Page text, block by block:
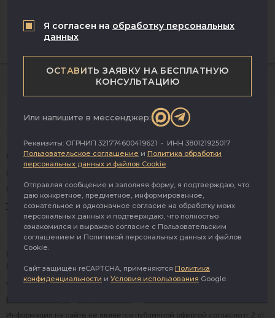
Метро49 000 000 ₽
Ежедневно с 09:00 до 21:00
8 (495) 150-39-77
8 (977) 802-16-16
МАКС
1@topbroker.ru
Москва, Пресненская набережная 8 стр. 1
Индивидуальный предприниматель Оболенская Лина
Викторовна
ОГРНИП 321774600419621 • ИНН 380121925017
Политика конфиденциальности
Информация на сайте не является публичной офертой согласно п. 2 ст.
Я согласен на обработку персональных
данных
ОСТАВИТЬ ЗАЯВКУ НА БЕСПЛАТНУЮ
КОНСУЛЬТАЦИЮ
Или напишите в мессенджер:
Реквизиты: ОГРНИП 321774600419621 • ИНН 380121925017
Пользовательское соглашение и Политика обработки
персональных данных и файлов Cookie.
Отправляя сообщение и заполняя форму, я подтверждаю, что
даю конкретное, предметное, информированное,
сознательное и однозначное согласие на обработку моих
персональных данных и подтверждаю, что полностью
ознакомился и выражаю согласие с Пользовательским
соглашением и Политикой персональных данных и файлов
Cookie.
Сайт защищён reCAPTCHA, применяются Политика
конфиденциальности и Условия использования Google.